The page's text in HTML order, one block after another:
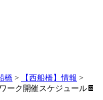
橋 > 【西船橋】情報 >
ーク開催スケジュール🍫